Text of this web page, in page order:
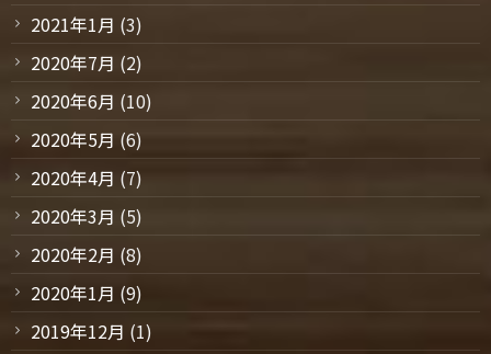
2021年1月 (3)
2020年7月 (2)
2020年6月 (10)
2020年5月 (6)
2020年4月 (7)
2020年3月 (5)
2020年2月 (8)
2020年1月 (9)
2019年12月 (1)